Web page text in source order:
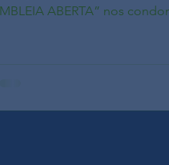
ABERTA” nos